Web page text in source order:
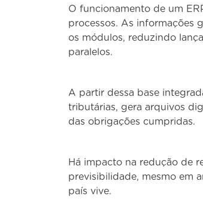
O funcionamento de um
processos. As informações
os módulos, reduzindo
paralelos.
A partir dessa base
tributárias, gera arquivos
das obrigações cumpridas.
Há impacto na redução de
previsibilidade, mesmo em
país vive.